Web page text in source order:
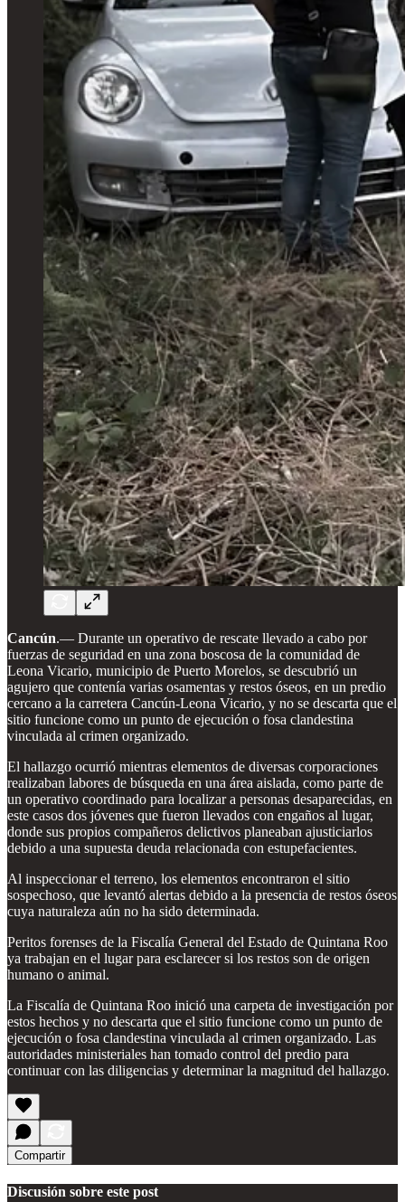
Cancún.— Durante un operativo de rescate llevado a cabo por
fuerzas de seguridad en una zona boscosa de la comunidad de
Leona Vicario, municipio de Puerto Morelos, se descubrió un
agujero que contenía varias osamentas y restos óseos, en un predio
cercano a la carretera Cancún-Leona Vicario, y no se descarta que el
sitio funcione como un punto de ejecución o fosa clandestina
vinculada al crimen organizado.
El hallazgo ocurrió mientras elementos de diversas corporaciones
realizaban labores de búsqueda en una área aislada, como parte de
un operativo coordinado para localizar a personas desaparecidas, en
este casos dos jóvenes que fueron llevados con engaños al lugar,
donde sus propios compañeros delictivos planeaban ajusticiarlos
debido a una supuesta deuda relacionada con estupefacientes.
Al inspeccionar el terreno, los elementos encontraron el sitio
sospechoso, que levantó alertas debido a la presencia de restos óseos
cuya naturaleza aún no ha sido determinada.
Peritos forenses de la Fiscalía General del Estado de Quintana Roo
ya trabajan en el lugar para esclarecer si los restos son de origen
humano o animal.
La Fiscalía de Quintana Roo inició una carpeta de investigación por
estos hechos y no descarta que el sitio funcione como un punto de
ejecución o fosa clandestina vinculada al crimen organizado. Las
autoridades ministeriales han tomado control del predio para
continuar con las diligencias y determinar la magnitud del hallazgo.
Compartir
Discusión sobre este post